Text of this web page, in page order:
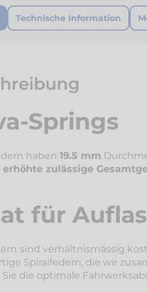
Technische Information
Springs
haben 19.5 mm
erhöhte zulässige
für
sind verhältnismässig
Spiralfedern, die wir
die optimale